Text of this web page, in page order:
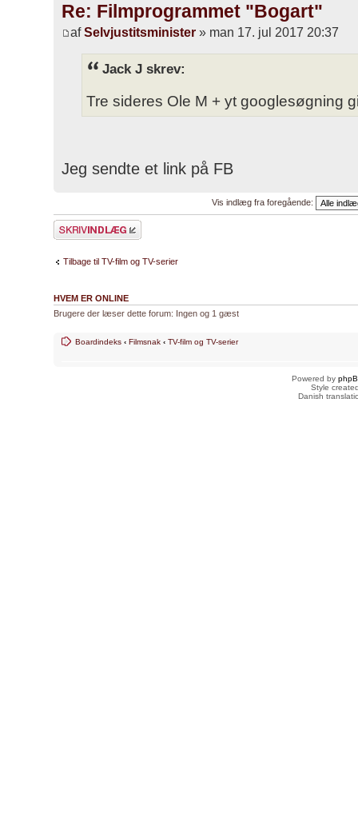
Re: Filmprogrammet "Bogart"
afSelvjustitsminister » man 17. jul 2017 20:37
Jack J skrev:
Tre sideres Ole M + yt googlesøgning
Jeg sendte et link på FB
Vis indlæg fra foregående:
Skriv et svar
Tilbage til TV-film og TV-serier
HVEM ER ONLINE
Brugere der læser dette forum: Ingen og 1 gæst
Boardindeks ‹ Filmsnak ‹ TV-film og TV-serier
Powered by
Style
Danish